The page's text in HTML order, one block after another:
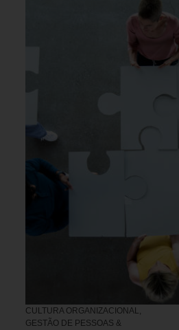
CULTURA ORGANIZACIONAL,
GESTÃO DE PESSOAS &